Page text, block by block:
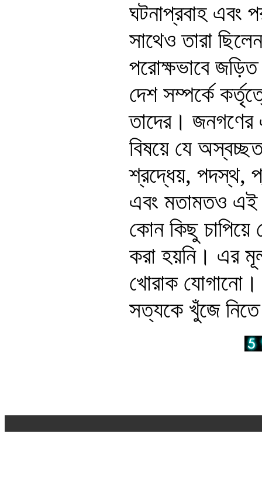
ঘটনাপ্রবাহ এবং
সাথেও তারা
পরোক্ষভাবে
দেশ সম্পর্কে
তাদের। জনগণের
বিষয়ে যে
শ্রদ্ধেয়, পদস্থ,
এবং মতামতও এই
কোন কিছু চাপিয়ে
করা হয়নি। এর
খোরাক
সত্যকে খুঁজে